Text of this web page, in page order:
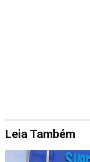
Leia Também